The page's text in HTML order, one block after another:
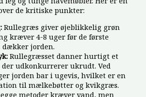
de kritiske punkter:
Rullegræs giver øjeblikkelig grøn
kræver 4-8 uger før de første
dækker jorden.
Rullegræsset danner hurtigt et
udkonkurrerer ukrudt. Ved
jorden bar i ugevis, hvilket er en
til mælkebøtter og kvikgræs.
metoder kræver vand, men